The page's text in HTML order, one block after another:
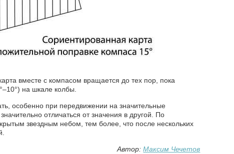
вместе с компасом вращается до тех пор, пока
на шкале колбы.
особенно при передвижении на значительные
отличаться от значения в другой. По
звездным небом, тем более, что после нескольких
Автор:Максим Чечетов